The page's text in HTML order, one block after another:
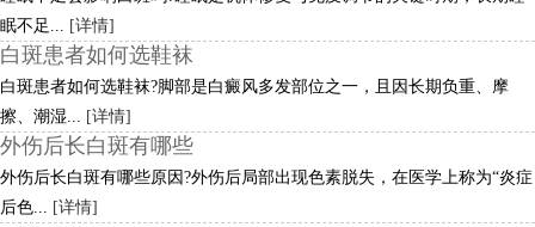
眠不足... [详情]
白斑患者如何选鞋袜
白斑患者如何选鞋袜?脚部是白癜风多发部位之一，且因长期负重、摩
擦、潮湿... [详情]
外伤后长白斑有哪些
外伤后长白斑有哪些原因?外伤后局部出现色素脱失，在医学上称为“炎症
后色... [详情]